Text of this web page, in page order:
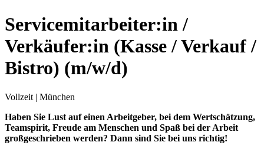
Servicemitarbeiter:in /
Verkäufer:in (Kasse / Verkauf /
Bistro) (m/w/d)
Vollzeit | München
Haben Sie Lust auf einen Arbeitgeber, bei dem Wertschätzung,
Teamspirit, Freude am Menschen und Spaß bei der Arbeit
großgeschrieben werden? Dann sind Sie bei uns richtig!